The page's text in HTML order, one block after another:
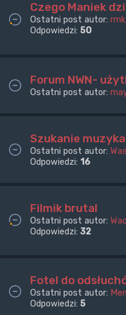
Czego Maniek
Ostatni post autor: rmk
Odpowiedzi: 50
Forum NWN-
Ostatni post autor:
Szukanie
Ostatni post autor:
Odpowiedzi: 16
Filmik brutal
Ostatni post autor:
Odpowiedzi: 32
Fotel do
Ostatni post autor:
Odpowiedzi: 5